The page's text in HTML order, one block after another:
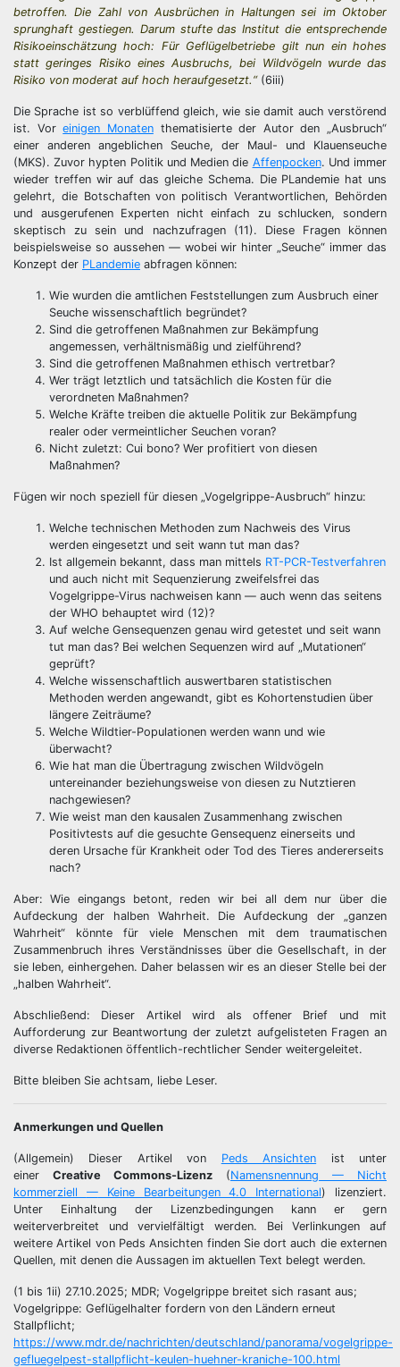
betroffen. Die Zahl von Ausbrüchen in Haltungen sei im Oktober
sprunghaft gestiegen. Darum stufte das Institut die entsprechende
Risikoeinschätzung hoch: Für Geflügelbetriebe gilt nun ein hohes
statt geringes Risiko eines Ausbruchs, bei Wildvögeln wurde das
Risiko von moderat auf hoch heraufgesetzt.“(6iii)
Die Sprache ist so verblüffend gleich, wie sie damit auch verstörend
ist. Voreinigen Monatenthematisierte der Autor den „Ausbruch“
einer anderen angeblichen Seuche, der Maul- und Klauenseuche
(MKS). Zuvor hypten Politik und Medien die Affenpocken. Und immer
wieder treffen wir auf das gleiche Schema. Die PLandemie hat uns
gelehrt, die Botschaften von politisch Verantwortlichen, Behörden
und ausgerufenen Experten nicht einfach zu schlucken, sondern
skeptisch zu sein und nachzufragen (11). Diese Fragen können
beispielsweise so aussehen — wobei wir hinter „Seuche“ immer das
Konzept der PLandemie abfragen können:
Wie wurden die amtlichen Feststellungen zum Ausbruch einer
Seuche wissenschaftlich begründet?
Sind die getroffenen Maßnahmen zur Bekämpfung
angemessen, verhältnismäßig und zielführend?
Sind die getroffenen Maßnahmen ethisch vertretbar?
Wer trägt letztlich und tatsächlich die Kosten für die
verordneten Maßnahmen?
Welche Kräfte treiben die aktuelle Politik zur Bekämpfung
realer oder vermeintlicher Seuchen voran?
Nicht zuletzt: Cui bono? Wer profitiert von diesen
Maßnahmen?
Fügen wir noch speziell für diesen „Vogelgrippe-Ausbruch“ hinzu:
Welche technischen Methoden zum Nachweis des Virus
werden eingesetzt und seit wann tut man das?
Ist allgemein bekannt, dass man mittels RT-PCR-Testverfahren
und auch nicht mit Sequenzierung zweifelsfrei das
Vogelgrippe-Virus nachweisen kann — auch wenn das seitens
der WHO behauptet wird (12)?
Auf welche Gensequenzen genau wird getestet und seit wann
tut man das? Bei welchen Sequenzen wird auf „Mutationen“
geprüft?
Welche wissenschaftlich auswertbaren statistischen
Methoden werden angewandt, gibt es Kohortenstudien über
längere Zeiträume?
Welche Wildtier-Populationen werden wann und wie
überwacht?
Wie hat man die Übertragung zwischen Wildvögeln
untereinander beziehungsweise von diesen zu Nutztieren
nachgewiesen?
Wie weist man den kausalen Zusammenhang zwischen
Positivtests auf die gesuchte Gensequenz einerseits und
deren Ursache für Krankheit oder Tod des Tieres andererseits
nach?
Aber: Wie eingangs betont, reden wir bei all dem nur über die
Aufdeckung der halben Wahrheit. Die Aufdeckung der „ganzen
Wahrheit“ könnte für viele Menschen mit dem traumatischen
Zusammenbruch ihres Verständnisses über die Gesellschaft, in der
sie leben, einhergehen. Daher belassen wir es an dieser Stelle bei der
„halben Wahrheit“.
Abschließend: Dieser Artikel wird als offener Brief und mit
Aufforderung zur Beantwortung der zuletzt aufgelisteten Fragen an
diverse Redaktionen öffentlich-rechtlicher Sender weitergeleitet.
Bitte bleiben Sie achtsam, liebe Leser.
Anmerkungen und Quellen
(Allgemein) Dieser Artikel von Peds Ansichten ist unter
einer Creative Commons-Lizenz (Namensnennung — Nicht
kommerziell —Keine Bearbeitungen 4.0 International) lizenziert.
Unter Einhaltung der Lizenzbedingungen kann er gern
weiterverbreitet und vervielfältigt werden. Bei Verlinkungen auf
weitere Artikel von Peds Ansichten finden Sie dort auch die externen
Quellen, mit denen die Aussagen im aktuellen Text belegt werden.
(1 bis 1ii) 27.10.2025; MDR; Vogelgrippe breitet sich rasant aus;
Vogelgrippe: Geflügelhalter fordern von den Ländern erneut
Stallpflicht;
https://www.mdr.de/nachrichten/deutschland/panorama/vogelgrippe-
gefluegelpest-stallpflicht-keulen-huehner-kraniche-100.html